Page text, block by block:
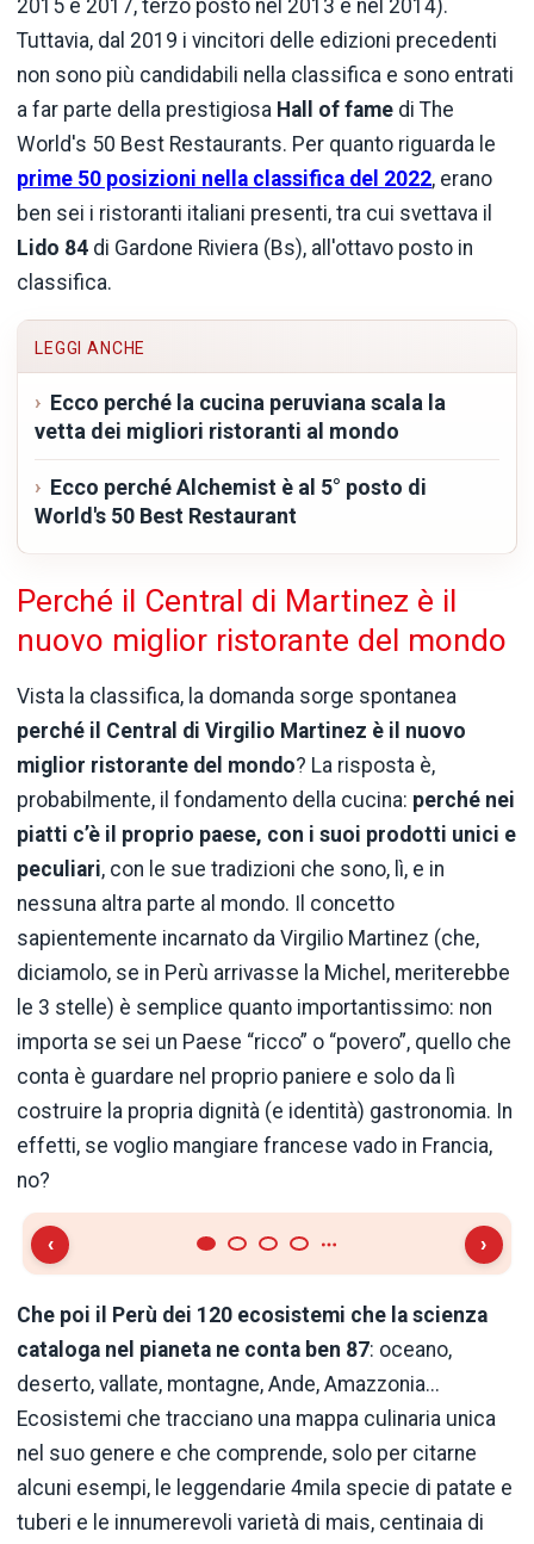
2015 e 2017, terzo posto nel 2013 e nel 2014).
Tuttavia, dal 2019 i vincitori delle edizioni precedenti
non sono più candidabili nella classifica e sono entrati
a far parte della prestigiosa Hall of fame di The
World's 50 Best Restaurants. Per quanto riguarda le
prime 50 posizioni nella classifica del 2022, erano
ben sei i ristoranti italiani presenti, tra cui svettava il
Lido 84 di Gardone Riviera (Bs), all'ottavo posto in
classifica.
LEGGI ANCHE
Ecco perché la cucina peruviana scala la
vetta dei migliori ristoranti al mondo
Ecco perché Alchemist è al 5° posto di
World's 50 Best Restaurant
Perché il Central di Martinez è il
nuovo miglior ristorante del mondo
Vista la classifica, la domanda sorge spontanea
perché il Central di Virgilio Martinez è il nuovo
miglior ristorante del mondo? La risposta è,
probabilmente, il fondamento della cucina: perché nei
piatti c’è il proprio paese, con i suoi prodotti unici e
peculiari, con le sue tradizioni che sono, lì, e in
nessuna altra parte al mondo. Il concetto
sapientemente incarnato da Virgilio Martinez (che,
diciamolo, se in Perù arrivasse la Michel, meriterebbe
le 3 stelle) è semplice quanto importantissimo: non
importa se sei un Paese “ricco” o “povero”, quello che
conta è guardare nel proprio paniere e solo da lì
costruire la propria dignità (e identità) gastronomia. In
effetti, se voglio mangiare francese vado in Francia,
no?
‹ ›
Che poi il Perù dei 120 ecosistemi che la scienza
cataloga nel pianeta ne conta ben 87: oceano,
deserto, vallate, montagne, Ande, Amazzonia...
Ecosistemi che tracciano una mappa culinaria unica
nel suo genere e che comprende, solo per citarne
alcuni esempi, le leggendarie 4mila specie di patate e
tuberi e le innumerevoli varietà di mais, centinaia di